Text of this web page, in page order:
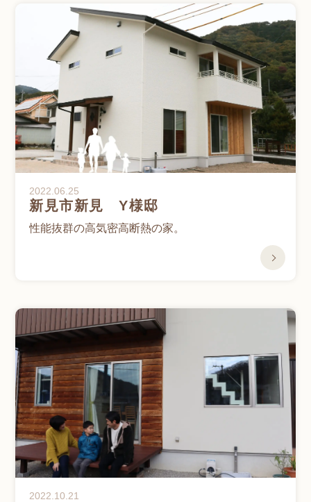
2022.06.25
新見市新見 Y様邸
性能抜群の高気密高断熱の家。
2022.10.21